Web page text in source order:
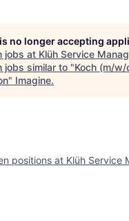
no longer accepting
jobs at Klüh Service
jobs similar to "Koch (m/
" Imagine.
positions at Klüh Service